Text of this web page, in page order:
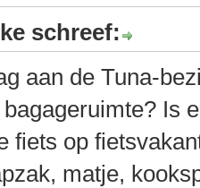
schreef:
aan de Tuna-
Is
fiets op
matje,